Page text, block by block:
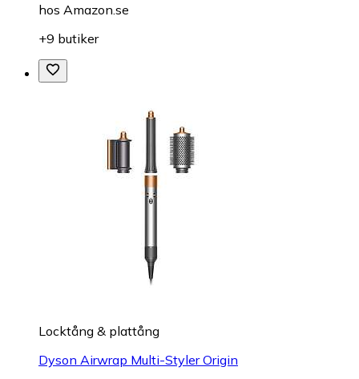
hos Amazon.se
+9 butiker
Locktång & plattång
Dyson Airwrap Multi-Styler Origin